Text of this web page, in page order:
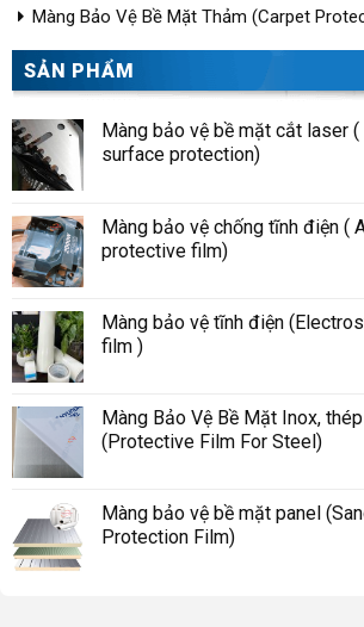
Màng Bảo Vệ Bề Mặt Thảm (Carpet
SẢN PHẨM
Màng bảo vệ bề mặt cắt laser
surface protection)
Màng bảo vệ chống tĩnh điện (
protective film)
Màng bảo vệ tĩnh điện
film )
Màng Bảo Vệ Bề Mặt Inox,
(Protective Film For Steel)
Màng bảo vệ bề mặt panel
Protection Film)